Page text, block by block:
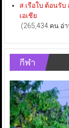
ส.เรือใบ ต้อนรั
เอเชีย
(265,434 คน อ่
กีฬา